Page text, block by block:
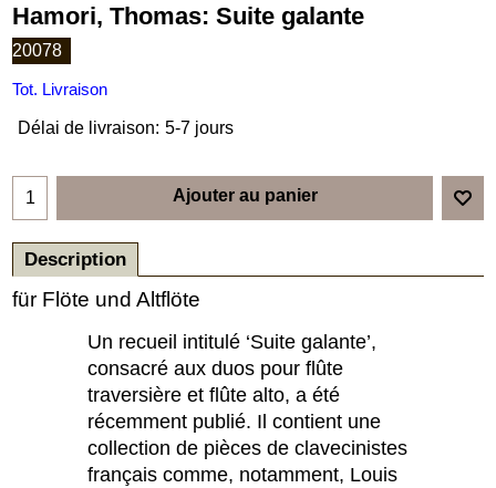
Hamori, Thomas: Suite galante
20078
Tot. Livraison
Délai de livraison: 5-7 jours
Ajouter au panier
Description
für Flöte und Altflöte
Un recueil intitulé ‘Suite galante’,
consacré aux duos pour flûte
traversière et flûte alto, a été
récemment publié. Il contient une
collection de pièces de clavecinistes
français comme, notamment, Louis